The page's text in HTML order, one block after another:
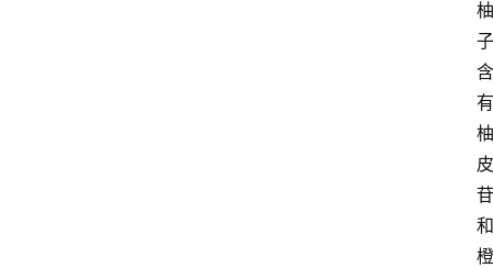
柚
子
含
有
柚
皮
苷
和
橙